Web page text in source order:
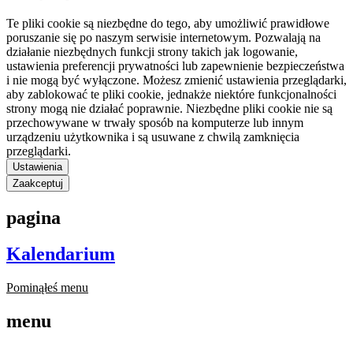
Te pliki cookie są niezbędne do tego, aby umożliwić prawidłowe
poruszanie się po naszym serwisie internetowym. Pozwalają na
działanie niezbędnych funkcji strony takich jak logowanie,
ustawienia preferencji prywatności lub zapewnienie bezpieczeństwa
i nie mogą być wyłączone. Możesz zmienić ustawienia przeglądarki,
aby zablokować te pliki cookie, jednakże niektóre funkcjonalności
strony mogą nie działać poprawnie. Niezbędne pliki cookie nie są
przechowywane w trwały sposób na komputerze lub innym
urządzeniu użytkownika i są usuwane z chwilą zamknięcia
przeglądarki.
Ustawienia
Zaakceptuj
pagina
Kalendarium
Pominąłeś menu
menu